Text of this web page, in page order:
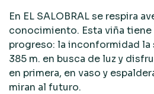
En EL SALOBRAL se respira
conocimiento. Esta viña tiene
progreso: la inconformidad la
385 m. en busca de luz y
en primera, en vaso y
miran al futuro.